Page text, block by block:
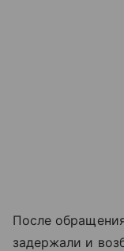
После
задержали и